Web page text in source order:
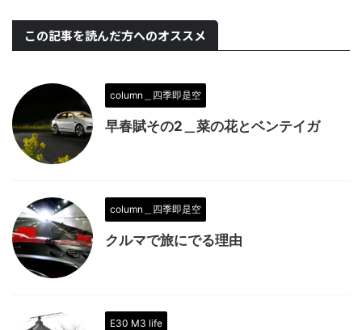
この記事を読んだ方へのオススメ
column＿四季即是空
早春賦その2＿菜の花とベンテイガ
column＿四季即是空
クルマで旅にでる理由
E30 M3 life